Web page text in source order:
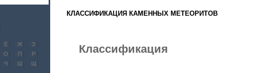
Ё Ж
З
О П
Р
Ч Ш
Щ
КЛАССИФИКАЦИЯ КАМЕННЫХ МЕТЕОРИТОВ
Классификация